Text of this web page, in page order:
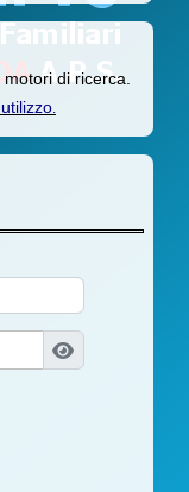
di ricerca.
.